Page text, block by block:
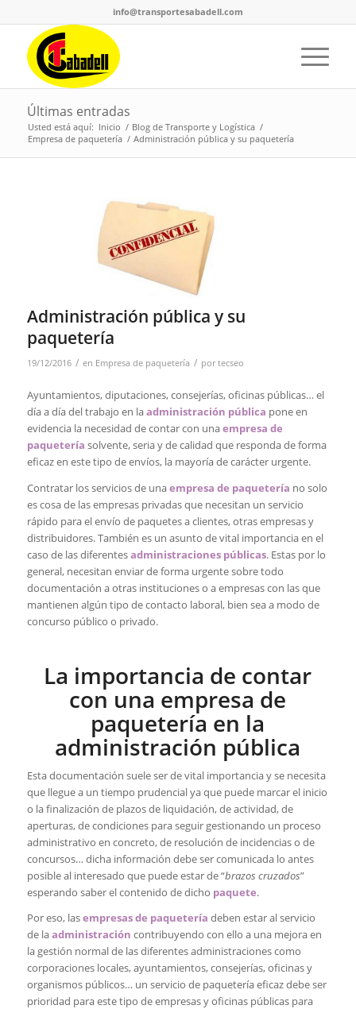
info@transportesabadell.com
Últimas entradas
Usted está aquí: Inicio / Blog de Transporte y Logística /
Empresa de paquetería / Administración pública y su paquetería
Administración pública y su
paquetería
19/12/2016 / en Empresa de paquetería / portecseo
Ayuntamientos, diputaciones, consejerías, oficinas públicas… el
día a día del trabajo en laadministración pública pone en
evidencia la necesidad de contar con unaempresa de
paquetería solvente, seria y de calidad que responda de forma
eficaz en este tipo de envíos, la mayoría de carácter urgente.
Contratar los servicios de unaempresa de paquetería no solo
es cosa de las empresas privadas que necesitan un servicio
rápido para el envío de paquetes a clientes, otras empresas y
distribuidores. También es un asunto de vital importancia en el
caso de las diferentesadministraciones públicas. Estas por lo
general, necesitan enviar de forma urgente sobre todo
documentación a otras instituciones o a empresas con las que
mantienen algún tipo de contacto laboral, bien sea a modo de
concurso público o privado.
La importancia de contar
con una empresa de
paquetería en la
administración pública
Esta documentación suele ser de vital importancia y se necesita
que llegue a un tiempo prudencial ya que puede marcar el inicio
o la finalización de plazos de liquidación, de actividad, de
aperturas, de condiciones para seguir gestionando un proceso
administrativo en concreto, de resolución de incidencias o de
concursos… dicha información debe ser comunicada lo antes
posible al interesado que puede estar de “brazos cruzados”
esperando saber el contenido de dicho paquete.
Por eso, lasempresas de paquetería deben estar al servicio
de laadministración contribuyendo con ello a una mejora en
la gestión normal de las diferentes administraciones como
corporaciones locales, ayuntamientos, consejerías, oficinas y
organismos públicos… un servicio de paquetería eficaz debe ser
prioridad para este tipo de empresas y oficinas públicas para